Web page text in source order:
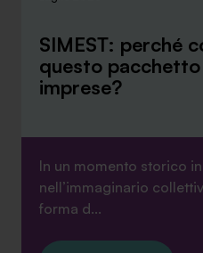
SIMEST: perché
questo
imprese?
In un momento storico in
nell’immaginario
forma d...